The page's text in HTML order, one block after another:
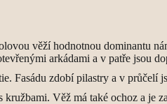
věží hodnotnou dominantu
arkádami a v patře jsou
Fasádu zdobí pilastry a v
Věž má také ochoz a je